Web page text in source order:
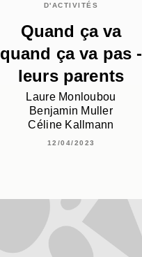
D'ACTIVITÉS
Quand ça va
quand ça va pas -
leurs parents
Laure Monloubou
Benjamin Muller
Céline Kallmann
12/04/2023